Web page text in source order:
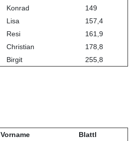
Konrad
149
Lisa
157,4
Resi
161,9
Christian
178,8
Birgit 255,8
Vorname Blattl